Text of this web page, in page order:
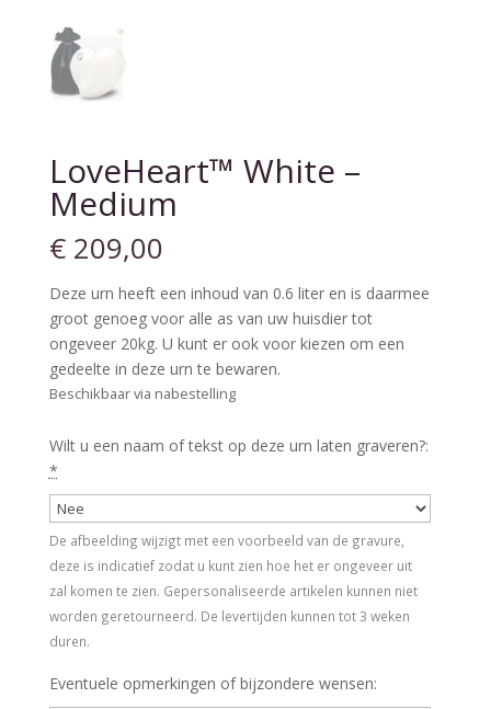
LoveHeart™ White –
Medium
€209,00
Deze urn heeft een inhoud van 0.6 liter en is daarmee
groot genoeg voor alle as van uw huisdier tot
ongeveer 20kg. U kunt er ook voor kiezen om een
gedeelte in deze urn te bewaren.
Beschikbaar via nabestelling
Wilt u een naam of tekst op deze urn laten graveren?:
*
De afbeelding wijzigt met een voorbeeld van de gravure,
deze is indicatief zodat u kunt zien hoe het er ongeveer uit
zal komen te zien. Gepersonaliseerde artikelen kunnen niet
worden geretourneerd. De levertijden kunnen tot 3 weken
duren.
Eventuele opmerkingen of bijzondere wensen: